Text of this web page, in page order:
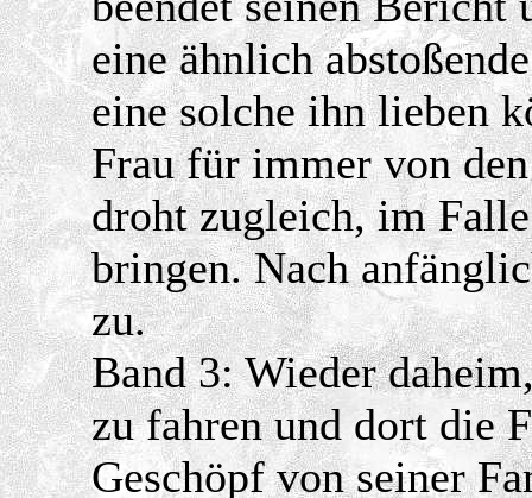
eine ähnlich
eine solche ihn lieben
Frau für immer von
droht zugleich, im
bringen. Nach
zu.
Band 3: Wieder
zu fahren und dort die
Geschöpf von seiner